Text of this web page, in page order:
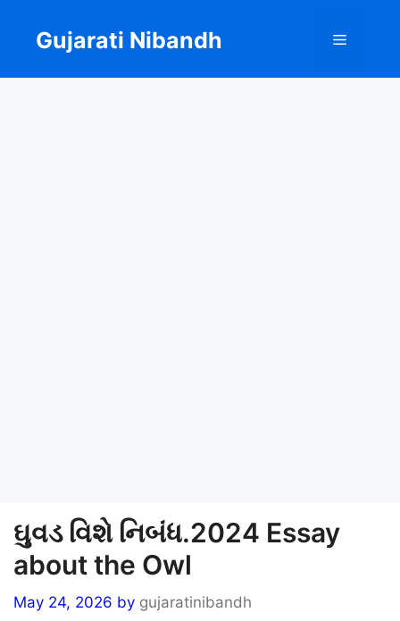
content
Gujarati Nibandh Menu
ઘુવડ વિશે નિબંધ.2024 Essay
about the Owl
May 24, 2026 by gujaratinibandh